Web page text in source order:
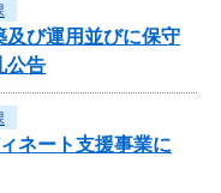
及び運用並びに保守
公告
ネート支援事業に